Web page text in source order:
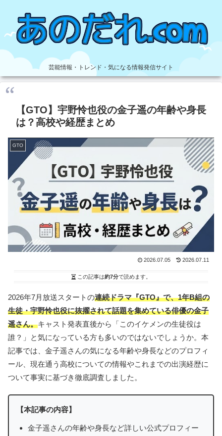
芸能情報・トレンド・気になる情報発信サイト
【GTO】宇野怜也役の金子遥の年齢や身長
は？高校や経歴まとめ
GTO
2026.07.05 2026.07.11
この記事は約7分で読めます。
2026年7月放送スタートの連続ドラマ『GTO』で、1年B組の
生徒・宇野怜也役に抜擢されて話題を集めている俳優の金子
遥さん。キャスト発表直後から「このイケメンの生徒役は
誰？」と気になっている方も多いのではないでしょうか。本
記事では、金子遥さんの気になる年齢や身長などのプロフィ
ール、現在通う高校についての情報やこれまでの出演経歴に
ついて事実に基づき徹底調査しました。
【本記事の内容】
金子遥さんの年齢や身長など詳しい公式プロフィー